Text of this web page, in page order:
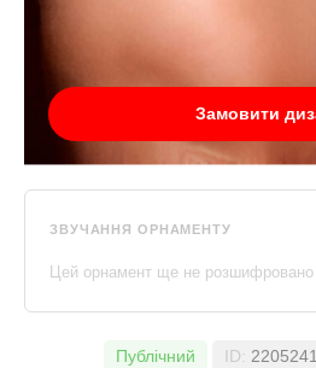
Замовити
ЗВУЧАННЯ ОРНАМЕНТУ
Цей орнамент ще не
Публічний ID: